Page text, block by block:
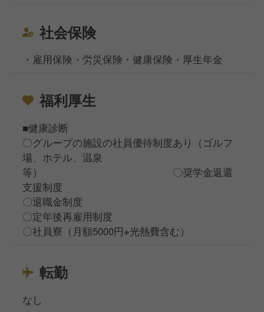
社会保険
・雇用保険・労災保険・健康保険・厚生年金
福利厚生
■健康診断
〇グループの施設の社員優待制度あり（ゴルフ
場、ホテル、温泉
等） 〇奨学金返還
支援制度
〇退職金制度
〇定年後再雇用制度
〇社員寮（月額5000円※光熱費含む）
転勤
なし